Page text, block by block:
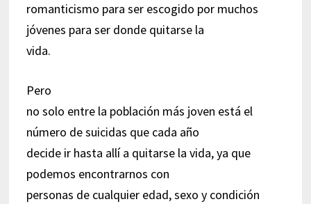
romanticismo para ser escogido por muchos
jóvenes para ser donde quitarse la
vida.
Pero
no solo entre la población más joven está el
número de suicidas que cada año
decide ir hasta allí a quitarse la vida, ya que
podemos encontrarnos con
personas de cualquier edad, sexo y condición